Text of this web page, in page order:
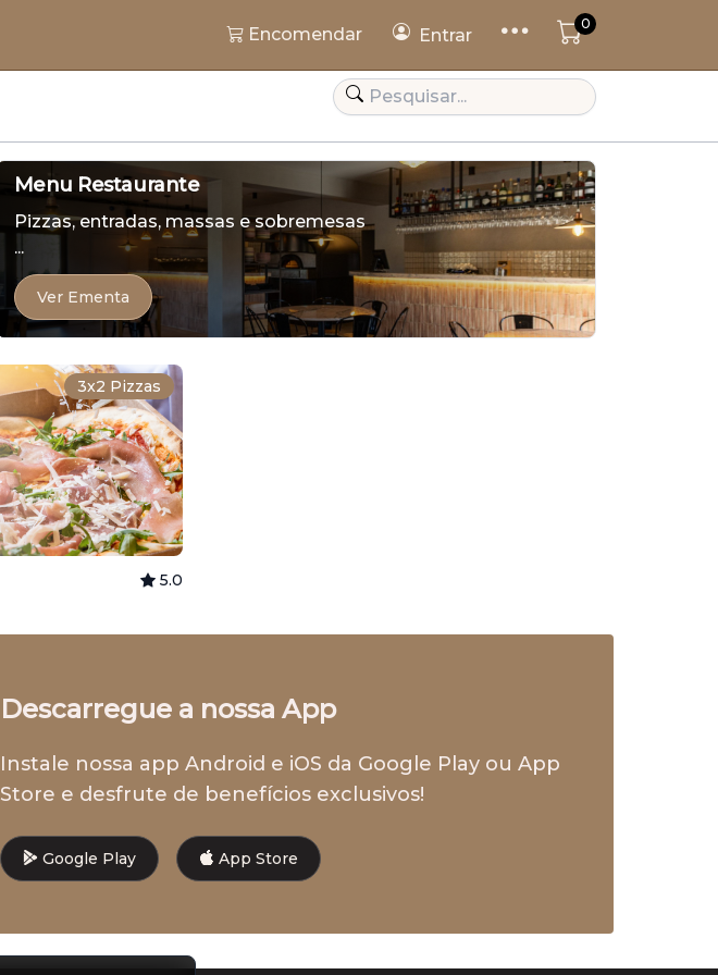
Encomendar Entrar
0
Menu Restaurante
Pizzas, entradas, massas e sobremesas
...
Ver Ementa
5.0
3x2 Pizzas
Descarregue a nossa App
Instale nossa app Android e iOS da Google Play ou App
Store e desfrute de benefícios exclusivos!
Google Play App Store